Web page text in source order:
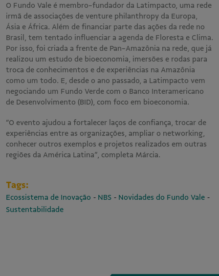
O Fundo Vale é membro-fundador da Latimpacto, uma rede
irmã de associações de venture philanthropy da Europa,
Ásia e África. Além de financiar parte das ações da rede no
Brasil, tem tentado influenciar a agenda de Floresta e Clima.
Por isso, foi criada a frente de Pan-Amazônia na rede, que já
realizou um estudo de bioeconomia, imersões e rodas para
troca de conhecimentos e de experiências na Amazônia
como um todo. E, desde o ano passado, a Latimpacto vem
negociando um Fundo Verde com o Banco Interamericano
de Desenvolvimento (BID), com foco em bioeconomia.
“O evento ajudou a fortalecer laços de confiança, trocar de
experiências entre as organizações, ampliar o networking,
conhecer outros exemplos e projetos realizados em outras
regiões da América Latina”, completa Márcia.
Tags:
Ecossistema de Inovação - NBS - Novidades do Fundo Vale -
Sustentabilidade